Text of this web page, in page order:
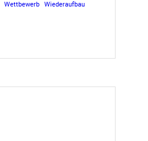
Wettbewerb
Wiederaufbau